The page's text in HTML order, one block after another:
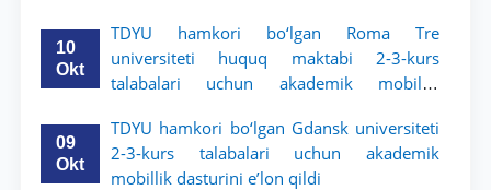
10
Okt
TDYU hamkori bo‘lgan Roma Tre
universiteti huquq maktabi 2-3-kurs
talabalari uchun akademik mobillik
09
Okt
TDYU hamkori bo‘lgan Gdansk universiteti
2-3-kurs talabalari uchun akademik
mobillik dasturini e’lon qildi